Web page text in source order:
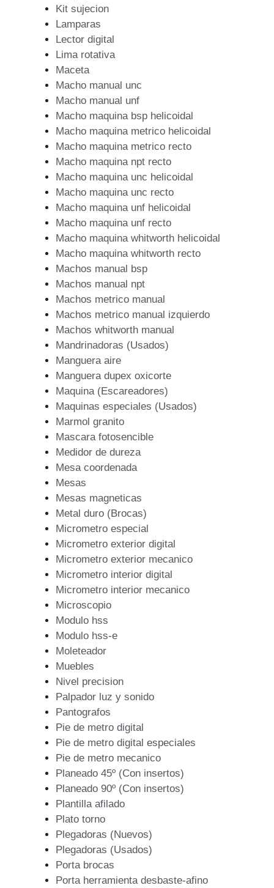
Kit sujecion
Lamparas
Lector digital
Lima rotativa
Maceta
Macho manual unc
Macho manual unf
Macho maquina bsp helicoidal
Macho maquina metrico helicoidal
Macho maquina metrico recto
Macho maquina npt recto
Macho maquina unc helicoidal
Macho maquina unc recto
Macho maquina unf helicoidal
Macho maquina unf recto
Macho maquina whitworth helicoidal
Macho maquina whitworth recto
Machos manual bsp
Machos manual npt
Machos metrico manual
Machos metrico manual izquierdo
Machos whitworth manual
Mandrinadoras (Usados)
Manguera aire
Manguera dupex oxicorte
Maquina (Escareadores)
Maquinas especiales (Usados)
Marmol granito
Mascara fotosencible
Medidor de dureza
Mesa coordenada
Mesas
Mesas magneticas
Metal duro (Brocas)
Micrometro especial
Micrometro exterior digital
Micrometro exterior mecanico
Micrometro interior digital
Micrometro interior mecanico
Microscopio
Modulo hss
Modulo hss-e
Moleteador
Muebles
Nivel precision
Palpador luz y sonido
Pantografos
Pie de metro digital
Pie de metro digital especiales
Pie de metro mecanico
Planeado 45º (Con insertos)
Planeado 90º (Con insertos)
Plantilla afilado
Plato torno
Plegadoras (Nuevos)
Plegadoras (Usados)
Porta brocas
Porta herramienta desbaste-afino